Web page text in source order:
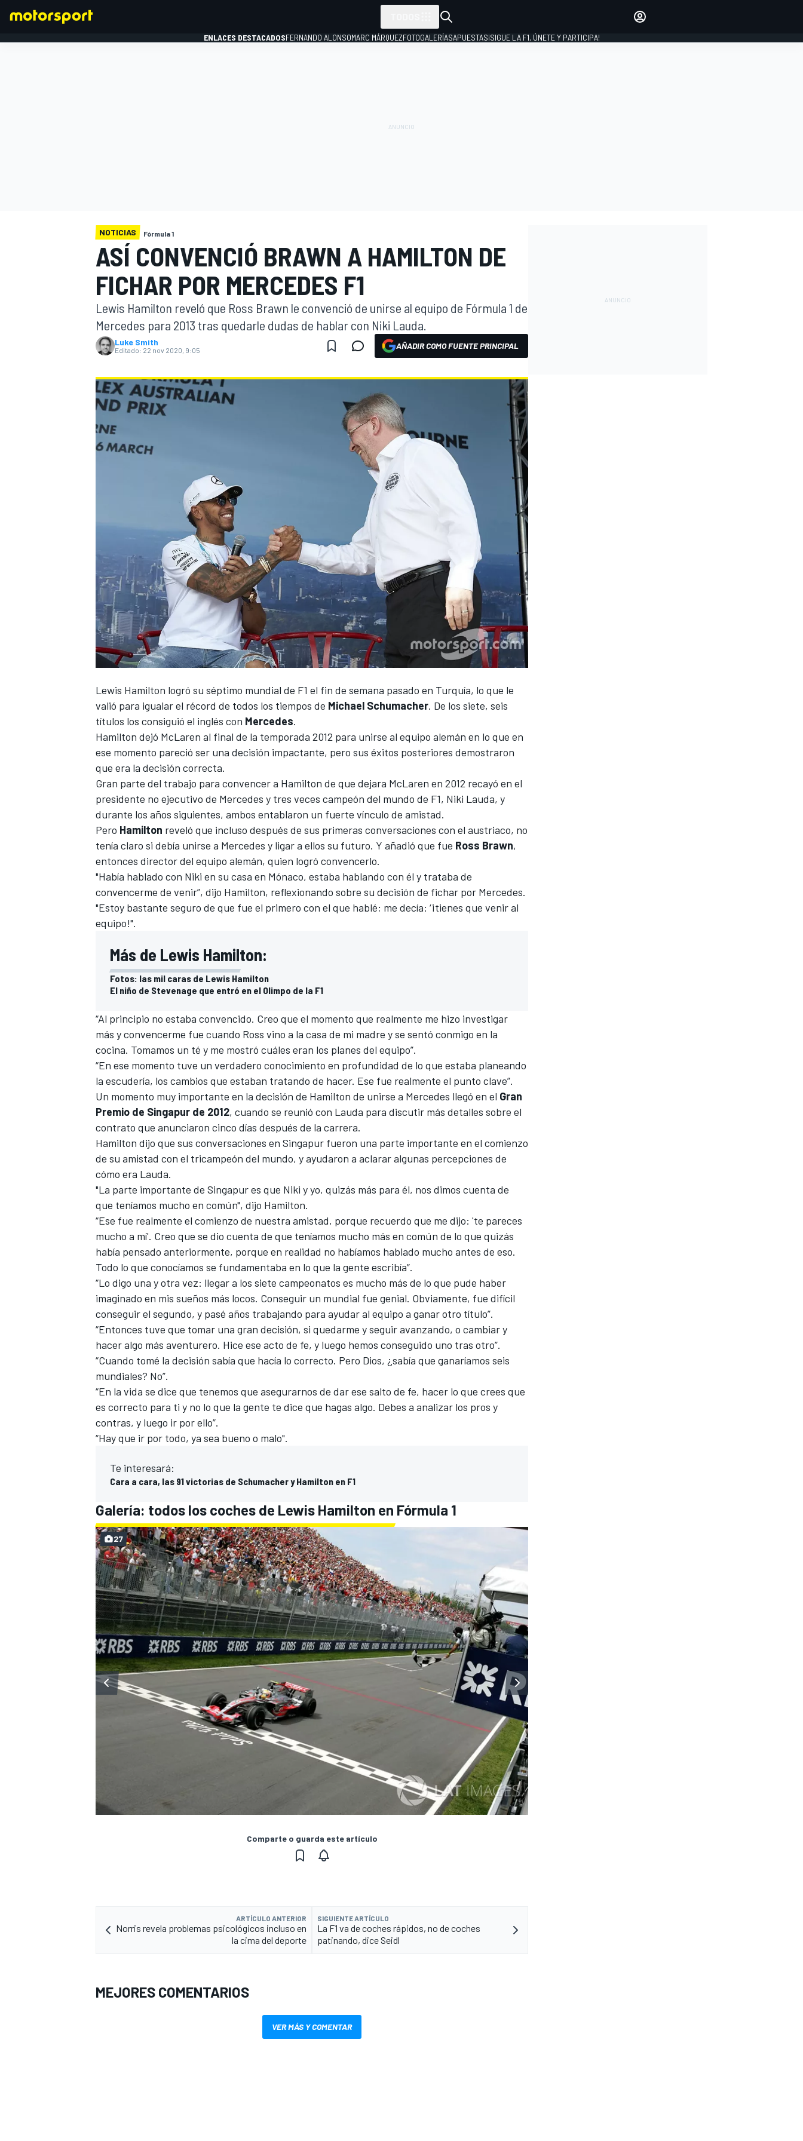
FÓRMULA E
MÁS CATEGORÍAS
ENLACES DESTACADOSFERNANDO ALONSOMARC MÁRQUEZFOTOGALERÍASAPUESTAS¡SIGUE LA F1, ÚNETE Y PARTICIPA!
NOTICIAS Fórmula 1
ASÍ CONVENCIÓ BRAWN A HAMILTON DE
FICHAR POR MERCEDES F1
Lewis Hamilton reveló que Ross Brawn le convenció de unirse al equipo de Fórmula 1 de
Mercedes para 2013 tras quedarle dudas de hablar con Niki Lauda.
Luke Smith
Editado: 22 nov 2020, 9:05 AÑADIR COMO FUENTE PRINCIPAL
Lewis Hamilton logró su séptimo mundial de F1 el fin de semana pasado en Turquía, lo que le
valió para igualar el récord de todos los tiempos de Michael Schumacher. De los siete, seis
títulos los consiguió el inglés con Mercedes.
Hamilton dejó McLaren al final de la temporada 2012 para unirse al equipo alemán en lo que en
ese momento pareció ser una decisión impactante, pero sus éxitos posteriores demostraron
que era la decisión correcta.
Gran parte del trabajo para convencer a Hamilton de que dejara McLaren en 2012 recayó en el
presidente no ejecutivo de Mercedes y tres veces campeón del mundo de F1, Niki Lauda, ​​y
durante los años siguientes, ambos entablaron un fuerte vínculo de amistad.
Pero Hamilton reveló que incluso después de sus primeras conversaciones con el austriaco, no
tenía claro si debía unirse a Mercedes y ligar a ellos su futuro. Y añadió que fue Ross Brawn,
entonces director del equipo alemán, quien logró convencerlo.
"Había hablado con Niki en su casa en Mónaco, estaba hablando con él y trataba de
convencerme de venir”, dijo Hamilton, reflexionando sobre su decisión de fichar por Mercedes.
"Estoy bastante seguro de que fue el primero con el que hablé; me decía: ‘¡tienes que venir al
equipo!".
Más de Lewis Hamilton:
Fotos: las mil caras de Lewis Hamilton
El niño de Stevenage que entró en el Olimpo de la F1
“Al principio no estaba convencido. Creo que el momento que realmente me hizo investigar
más y convencerme fue cuando Ross vino a la casa de mi madre y se sentó conmigo en la
cocina. Tomamos un té y me mostró cuáles eran los planes del equipo”.
“En ese momento tuve un verdadero conocimiento en profundidad de lo que estaba planeando
la escudería, los cambios que estaban tratando de hacer. Ese fue realmente el punto clave”.
Un momento muy importante en la decisión de Hamilton de unirse a Mercedes llegó en el Gran
Premio de Singapur de 2012, cuando se reunió con Lauda para discutir más detalles sobre el
contrato que anunciaron cinco días después de la carrera.
Hamilton dijo que sus conversaciones en Singapur fueron una parte importante en el comienzo
de su amistad con el tricampeón del mundo, y ayudaron a aclarar algunas percepciones de
cómo era Lauda.
"La parte importante de Singapur es que Niki y yo, quizás más para él, nos dimos cuenta de
que teníamos mucho en común", dijo Hamilton.
“Ese fue realmente el comienzo de nuestra amistad, porque recuerdo que me dijo: 'te pareces
mucho a mí'. Creo que se dio cuenta de que teníamos mucho más en común de lo que quizás
había pensado anteriormente, porque en realidad no habíamos hablado mucho antes de eso.
Todo lo que conocíamos se fundamentaba en lo que la gente escribía”.
“Lo digo una y otra vez: llegar a los siete campeonatos es mucho más de lo que pude haber
imaginado en mis sueños más locos. Conseguir un mundial fue genial. Obviamente, fue difícil
conseguir el segundo, y pasé años trabajando para ayudar al equipo a ganar otro título”.
“Entonces tuve que tomar una gran decisión, si quedarme y seguir avanzando, o cambiar y
hacer algo más aventurero. Hice ese acto de fe, y luego hemos conseguido uno tras otro”.
“Cuando tomé la decisión sabía que hacía lo correcto. Pero Dios, ¿sabía que ganaríamos seis
mundiales? No”.
“En la vida se dice que tenemos que asegurarnos de dar ese salto de fe, hacer lo que crees que
es correcto para ti y no lo que la gente te dice que hagas algo. Debes a analizar los pros y
contras, y luego ir por ello”.
“Hay que ir por todo, ya sea bueno o malo".
Te interesará:
Cara a cara, las 91 victorias de Schumacher y Hamilton en F1
Galería: todos los coches de Lewis Hamilton en Fórmula 1
27
Comparte o guarda este artículo
ARTÍCULO ANTERIOR
Norris revela problemas psicológicos incluso en
la cima del deporte
SIGUIENTE ARTÍCULO
La F1 va de coches rápidos, no de coches
patinando, dice Seidl
MEJORES COMENTARIOS
VER MÁS Y COMENTAR